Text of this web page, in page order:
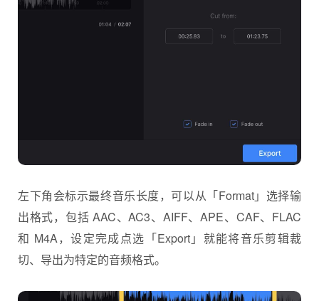
左下角会标示最终音乐长度，可以从「Format」选择输
出格式，包括 AAC、AC3、AIFF、APE、CAF、FLAC
和 M4A，设定完成点选「Export」就能将音乐剪辑裁
切、导出为特定的音频格式。